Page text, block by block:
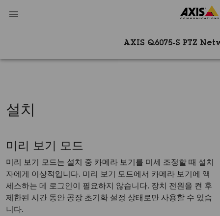
AXIS Q6075-S PTZ
설치
미리 보기 모드
미리 보기 모드는 설치 중 카메라 보기를 미세 조정할 때 설치
자에게 이상적입니다. 미리 보기 모드에서 카메라 보기에 액
세스하는 데 로그인이 필요하지 않습니다. 장치 전원을 켠 후
제한된 시간 동안 공장 초기화 설정 상태로만 사용할 수 있습
니다.